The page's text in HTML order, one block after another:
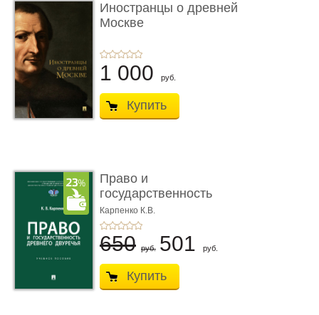
Иностранцы о древней
Москве
1 000 руб.
Купить
Право и
государственность
Древнего Двуречья. �
...
Карпенко К.В.
650 руб. 501 руб.
Купить